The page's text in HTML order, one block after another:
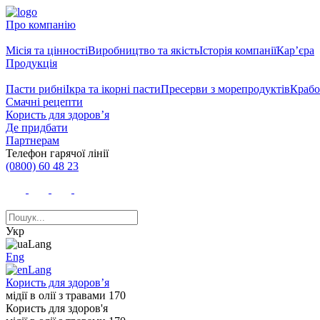
Про компанію
Місія та цінностіВиробництво та якістьІсторія компаніїКар’єра
Продукція
Пасти рибніІкра та ікорні пастиПресерви з морепродуктів
Смачні рецепти
Користь для здоров’я
Де придбати
Партнерам
Телефон гарячої лінії
(0800) 60 48 23
Укр
Eng
Користь для здоров’я
мідії в олії з травами 170
Користь для здоров'я